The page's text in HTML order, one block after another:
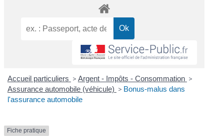
Accueil particuliers > Argent - Impôts - Consommation >
Assurance automobile (véhicule) > Bonus-malus dans
l'assurance automobile
Fiche pratique